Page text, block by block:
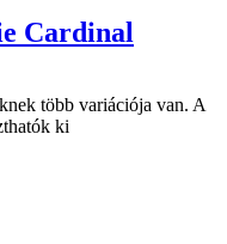
Cardinal
több variációja van. A
ki